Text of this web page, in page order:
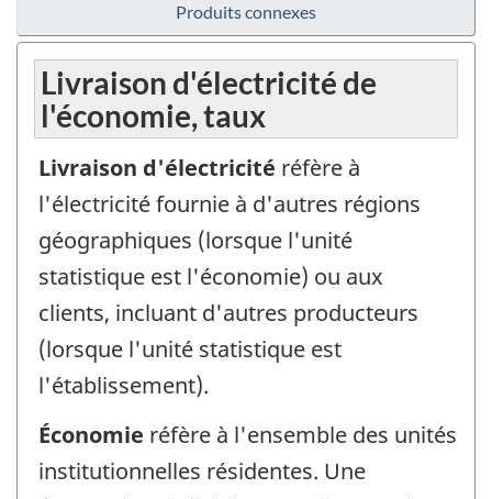
Produits connexes
Livraison d'électricité de
l'économie, taux
Livraison d'électricité réfère à
l'électricité fournie à d'autres régions
géographiques (lorsque l'unité
statistique est l'économie) ou aux
clients, incluant d'autres producteurs
(lorsque l'unité statistique est
l'établissement).
Économie réfère à l'ensemble des unités
institutionnelles résidentes. Une